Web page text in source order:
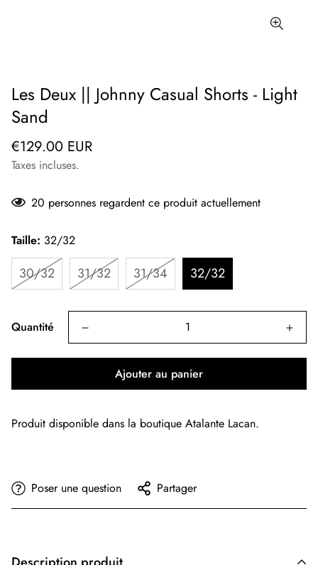
Les Deux || Johnny Casual Shorts - Light
Sand
Prix
régulier
€129.00 EUR
Taxes incluses.
20 personnes regardent ce produit actuellement
Taille: 32/32
30/32 31/32 31/34 32/32
Quantité
Ajouter au panier
Produit disponible dans la boutique Atalante Lacan.
Poser une question Partager